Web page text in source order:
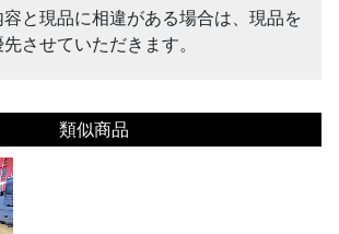
容と現品に相違がある場合は、現品を
先させていただきます。
類似商品